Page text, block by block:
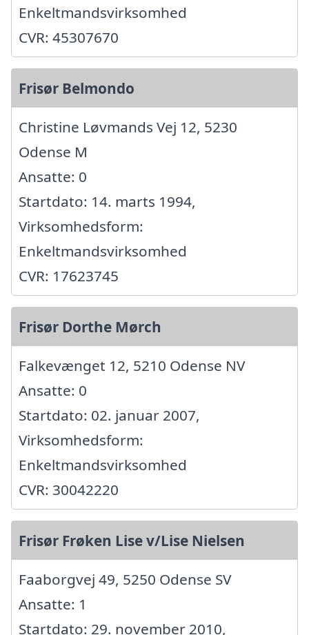
Enkeltmandsvirksomhed
CVR: 45307670
Frisør Belmondo
Christine Løvmands Vej 12, 5230
Odense M
Ansatte: 0
Startdato: 14. marts 1994,
Virksomhedsform:
Enkeltmandsvirksomhed
CVR: 17623745
Frisør Dorthe Mørch
Falkevænget 12, 5210 Odense NV
Ansatte: 0
Startdato: 02. januar 2007,
Virksomhedsform:
Enkeltmandsvirksomhed
CVR: 30042220
Frisør Frøken Lise v/Lise Nielsen
Faaborgvej 49, 5250 Odense SV
Ansatte: 1
Startdato: 29. november 2010,